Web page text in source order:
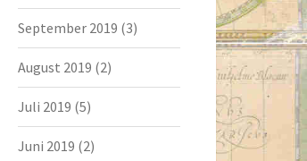
September 2019 (3)
August 2019 (2)
Juli 2019 (5)
Juni 2019 (2)